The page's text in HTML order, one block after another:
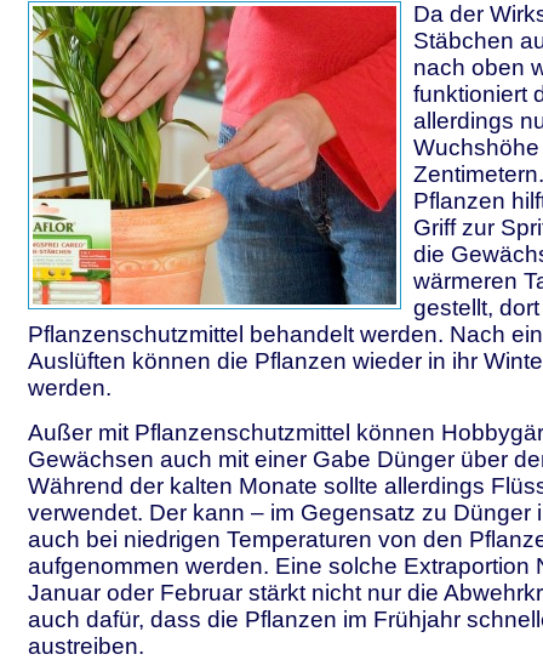
Da der
Stäbchen
nach oben
funktioniert
allerdings
Pflanzen
Griff zur
die
wärmeren
gestellt,
Pflanzenschutzmittel behandelt werden. Nach
Auslüften können die Pflanzen wieder in ihr
werden.
Außer mit Pflanzenschutzmittel können
Gewächsen auch mit einer Gabe Dünger über
Während der kalten Monate sollte allerdings
verwendet. Der kann – im Gegensatz zu Dünger
auch bei niedrigen Temperaturen von den
aufgenommen werden. Eine solche Extraportion
Januar oder Februar stärkt nicht nur die
auch dafür, dass die Pflanzen im Frühjahr
austreiben.